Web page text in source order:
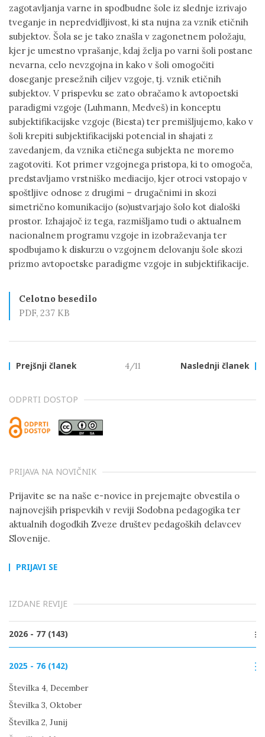
zagotavljanja varne in spodbudne šole iz slednje izrivajo
tveganje in nepredvidljivost, ki sta nujna za vznik etičnih
subjektov. Šola se je tako znašla v zagonetnem položaju,
kjer je umestno vprašanje, kdaj želja po varni šoli postane
nevarna, celo nevzgojna in kako v šoli omogočiti
doseganje presežnih ciljev vzgoje, tj. vznik etičnih
subjektov. V prispevku se zato obračamo k avtopoetski
paradigmi vzgoje (Luhmann, Medveš) in konceptu
subjektifikacijske vzgoje (Biesta) ter premišljujemo, kako v
šoli krepiti subjektifikacijski potencial in shajati z
zavedanjem, da vznika etičnega subjekta ne moremo
zagotoviti. Kot primer vzgojnega pristopa, ki to omogoča,
predstavljamo vrstniško mediacijo, kjer otroci vstopajo v
spoštljive odnose z drugimi – drugačnimi in skozi
simetrično komunikacijo (so)ustvarjajo šolo kot dialoški
prostor. Izhajajoč iz tega, razmišljamo tudi o aktualnem
nacionalnem programu vzgoje in izobraževanja ter
spodbujamo k diskurzu o vzgojnem delovanju šole skozi
prizmo avtopoetske paradigme vzgoje in subjektifikacije.
Celotno besedilo
PDF, 237 KB
Prejšnji članek Naslednji članek
4/11
ODPRTI DOSTOP
PRIJAVA NA NOVIČNIK
Prijavite se na naše e-novice in prejemajte obvestila o
najnovejših prispevkih v reviji Sodobna pedagogika ter
aktualnih dogodkih Zveze društev pedagoških delavcev
Slovenije.
PRIJAVI SE
IZDANE REVIJE
2026 - 77 (143)
Številka 1, Marec
2025 - 76 (142)
Številka 4, December
Številka 3, Oktober
Številka 2, Junij